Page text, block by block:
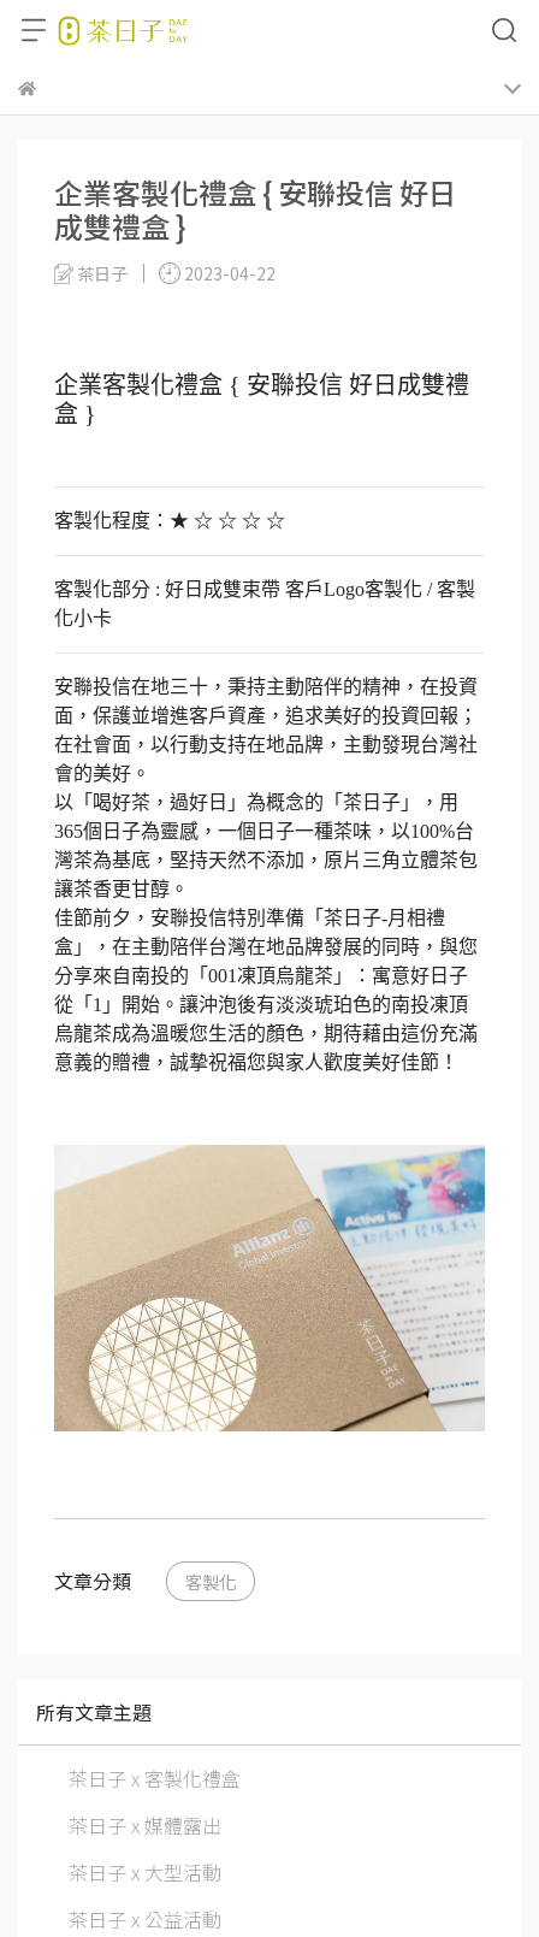
企業客製化禮盒 { 安聯投信 好日
成雙禮盒 }
茶日子 2023-04-22
企業客製化禮盒 { 安聯投信 好日成雙禮
盒 }
客製化程度：★ ☆ ☆ ☆ ☆
客製化部分 : 好日成雙束帶 客戶Logo客製化 / 客製
化小卡
安聯投信在地三十，秉持主動陪伴的精神，在投資
面，保護並增進客戶資產，追求美好的投資回報；
在社會面，以行動支持在地品牌，主動發現台灣社
會的美好。
以「喝好茶，過好日」為概念的「茶日子」，用
365個日子為靈感，一個日子一種茶味，以100%台
灣茶為基底，堅持天然不添加，原片三角立體茶包
讓茶香更甘醇。
佳節前夕，安聯投信特別準備「茶日子-月相禮
盒」，在主動陪伴台灣在地品牌發展的同時，與您
分享來自南投的「001凍頂烏龍茶」：寓意好日子
從「1」開始。讓沖泡後有淡淡琥珀色的南投凍頂
烏龍茶成為溫暖您生活的顏色，期待藉由這份充滿
意義的贈禮，誠摯祝福您與家人歡度美好佳節！
文章分類 客製化
所有文章主題
茶日子 x 客製化禮盒
茶日子 x 媒體露出
茶日子 x 大型活動
茶日子 x 公益活動